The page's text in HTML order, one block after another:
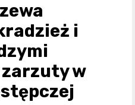
i
w